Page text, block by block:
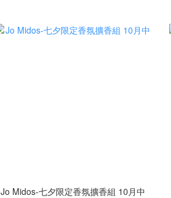
Jo Midos-七夕限定香氛擴香組 10月中